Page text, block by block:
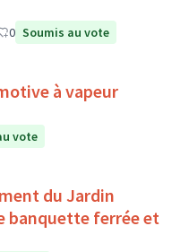
0 Soumis au vote
à vapeur
vote
du Jardin
banquette ferrée et